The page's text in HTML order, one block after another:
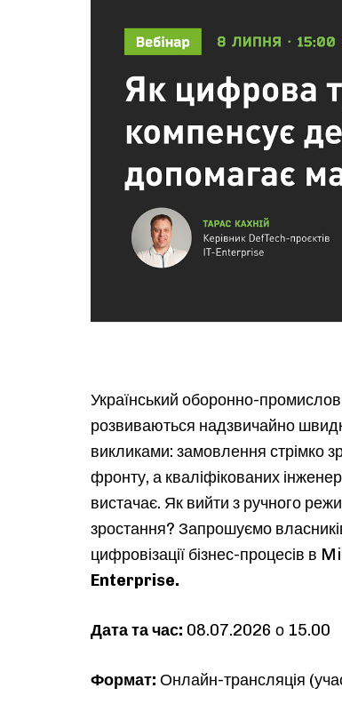
Український оборонно-
розвиваються надзвичайно
викликами: замовлення стрімко
фронту, а кваліфікованих
вистачає. Як вийти з ручного
зростання? Запрошуємо
цифровізації бізнес-процесів в
Enterprise.
Дата та час: 08.07.2026 о 15.00
Формат: Онлайн-трансляція